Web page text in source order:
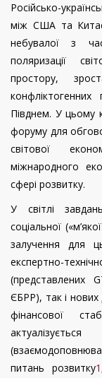
Російсько-
між США та
небувалої з
поляризації
простору,
Півднем. У цьому
форуму для
світової
міжнародного
сфері розвитку.
У світлі
соціальної
залучення для
експертно-
ЄБРР), так і нових
фінансової
питань розвитку1